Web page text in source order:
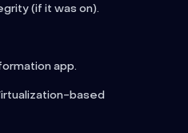
(if it was on).
app.
based